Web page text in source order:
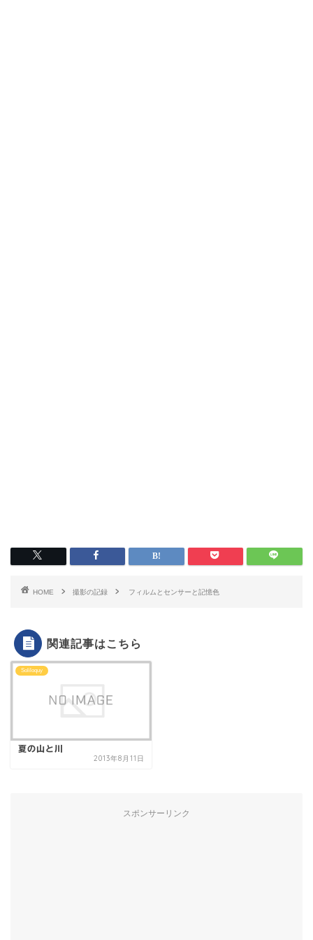
HOME 撮影の記録 フィルムとセンサーと記憶色
関連記事はこちら
Soliloquy
夏の山と川
2013年8月11日
スポンサーリンク